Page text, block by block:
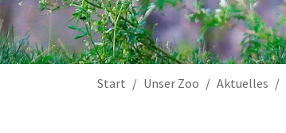
Start Unser Zoo Aktuelles